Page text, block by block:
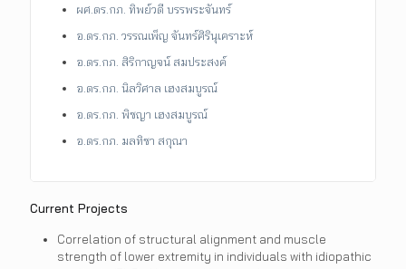
ผศ.ดร.กภ. ทิพย์วดี บรรพระจันทร์
อ.ดร.กภ. วรรณเพ็ญ จันทร์ศิรินุเคราะห์
อ.ดร.กภ. สิริกาญจน์ สมประสงค์
อ.ดร.กภ. นิลวิศาล เฮงสมบูรณ์
อ.ดร.กภ. พิชญา เฮงสมบูรณ์
อ.ดร.กภ. มลทิชา สกุณา
Current Projects
Correlation of structural alignment and muscle
strength of lower extremity in individuals with idiopathic